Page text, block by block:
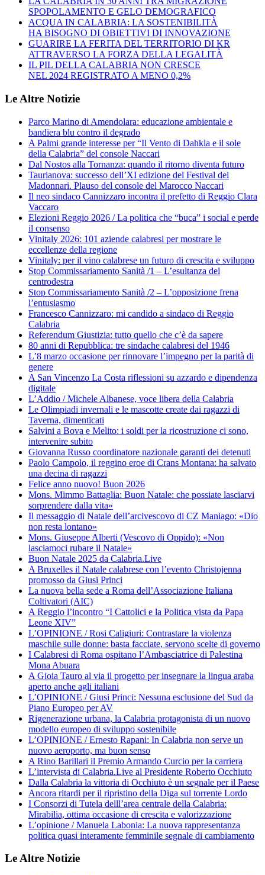
SPOPOLAMENTO E GELO DEMOGRAFICO
ACQUA IN CALABRIA: LA SOSTENIBILITÀ
HA BISOGNO DI OBIETTIVI DI INNOVAZIONE
GUARIRE LA FERITA DEL TERRITORIO DI KR
ATTRAVERSO LA FORZA DELLA LEGALITÀ
IL PIL DELLA CALABRIA NON CRESCE
NEL 2024 REGISTRATO A MENO 0,2%
Le Altre Notizie
Parco Marino di Amendolara: educazione ambientale e
bandiera blu contro il degrado
A Palmi grande interesse per “Il Vento di Dahkla e il sole
della Calabria” del console Naccari
Dal Nostos alla Tornanza: quando il ritorno diventa futuro
Taurianova: successo dell’XI edizione del Festival dei
Madonnari. Plauso del console del Marocco Naccari
Il neo sindaco Cannizzaro incontra il prefetto di Reggio Clara
Vaccaro
Elezioni Reggio 2026 / La politica che “buca” i social e perde
il consenso
Vinitaly 2026: 101 aziende calabresi per mostrare le
eccellenze della regione
Vinitaly: per il vino calabrese un futuro di crescita e sviluppo
Stop Commissariamento Sanità /1 – L’esultanza del
centrodestra
Stop Commissariamento Sanità /2 – L’opposizione frena
l’entusiasmo
Francesco Cannizzaro: mi candido a sindaco di Reggio
Calabria
Referendum Giustizia: tutto quello che c’è da sapere
80 anni di Repubblica: tre sindache calabresi del 1946
L’8 marzo occasione per rinnovare l’impegno per la parità di
genere
A San Vincenzo La Costa riflessioni su azzardo e dipendenza
digitale
L’Addio / Michele Albanese, voce libera della Calabria
Le Olimpiadi invernali e le mascotte create dai ragazzi di
Taverna, dimenticati
Salvini a Bova e Melito: i soldi per la ricostruzione ci sono,
intervenire subito
Giovanna Russo coordinatore nazionale garanti dei detenuti
Paolo Campolo, il reggino eroe di Crans Montana: ha salvato
una decina di ragazzi
Felice anno nuovo! Buon 2026
Mons. Mimmo Battaglia: Buon Natale: che possiate lasciarvi
sorprendere dalla vita»
Il messaggio di Natale dell’arcivescovo di CZ Maniago: «Dio
non resta lontano»
Mons. Giuseppe Alberti (Vescovo di Oppido): «Non
lasciamoci rubare il Natale»
Buon Natale 2025 da Calabria.Live
A Bruxelles il Natale calabrese con l’evento Christojenna
promosso da Giusi Princi
La nuova bella sede a Roma dell’Associazione Italiana
Coltivatori (AIC)
A Reggio l’incontro “I Cattolici e la Politica vista da Papa
Leone XIV”
L’OPINIONE / Rosi Caligiuri: Contrastare la violenza
maschile sulle donne: basta facciate, servono scelte di governo
I Calabresi di Roma ospitano l’Ambasciatrice di Palestina
Mona Abuara
A Gioia Tauro al via il progetto per insegnare la lingua araba
aperto anche agli italiani
L’OPINIONE / Giusi Princi: Nessuna esclusione del Sud da
Piano Europeo per AV
Rigenerazione urbana, la Calabria protagonista di un nuovo
modello europeo di sviluppo sostenibile
L’OPINIONE / Ernesto Rapani: In Calabria non serve un
nuovo aeroporto, ma buon senso
A Rino Barillari il Premio Armando Curcio per la carriera
L’intervista di Calabria.Live al Presidente Roberto Occhiuto
Dalla Calabria la vittoria di Occhiuto è un segnale per il Paese
Ancora ritardi per il ripristino della Diga sul torrente Lordo
I Consorzi di Tutela delll’area centrale della Calabria:
Mirabilia, ottima occasione di crescita e valorizzazione
L’opinione / Manuela Labonia: La nuova rappresentanza
politica quasi interamente femminile segnale di cambiamento
Le Altre Notizie